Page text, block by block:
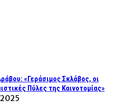
«Γεράσιμος Σκλάβος, οι
Πύλες της Καινοτομίας»